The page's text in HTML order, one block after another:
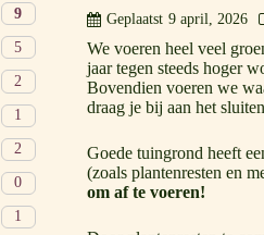
9
5
2
1
2
0
1
Geplaatst 9 april, 2026
We voeren heel veel
jaar tegen steeds hoger
Bovendien voeren we
draag je bij aan het
Goede tuingrond heeft
(zoals plantenresten en
om af te voeren!